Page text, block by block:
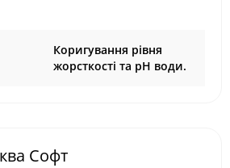
Коригування рівня
жорсткості та рН води.
Софт